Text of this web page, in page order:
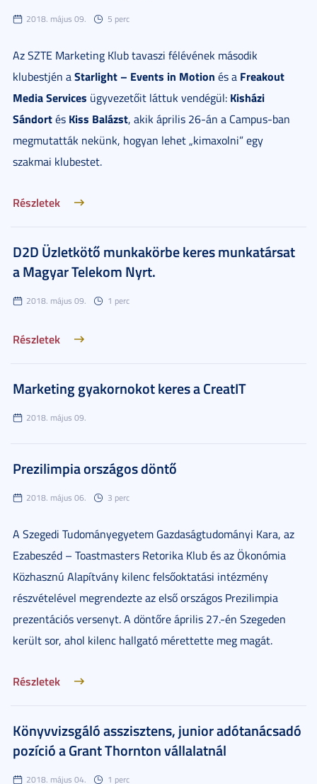
2018. május 09. 5 perc
Az SZTE Marketing Klub tavaszi félévének második
klubestjén aStarlight – Events in Motion és a Freakout
Media Services ügyvezetőit láttuk vendégül: Kisházi
Sándortés Kiss Balázst, akik április 26-án a Campus-ban
megmutatták nekünk, hogyan lehet „kimaxolni” egy
szakmai klubestet.
Részletek
D2D Üzletkötő munkakörbe keres munkatársat
a Magyar Telekom Nyrt.
2018. május 09. 1 perc
Részletek
Marketing gyakornokot keres a CreatIT
2018. május 09.
Prezilimpia országos döntő
2018. május 06. 3 perc
A Szegedi Tudományegyetem Gazdaságtudományi Kara, az
Ezabeszéd – Toastmasters Retorika Klub és az Ökonómia
Közhasznú Alapítvány kilenc felsőoktatási intézmény
részvételével megrendezte az első országos Prezilimpia
prezentációs versenyt. A döntőre április 27.-én Szegeden
került sor, ahol kilenc hallgató mérettette meg magát.
Részletek
Könyvvizsgáló asszisztens, junior adótanácsadó
pozíció a Grant Thornton vállalatnál
2018. május 04. 1 perc